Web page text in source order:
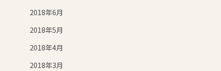
2018年6月
2018年5月
2018年4月
2018年3月